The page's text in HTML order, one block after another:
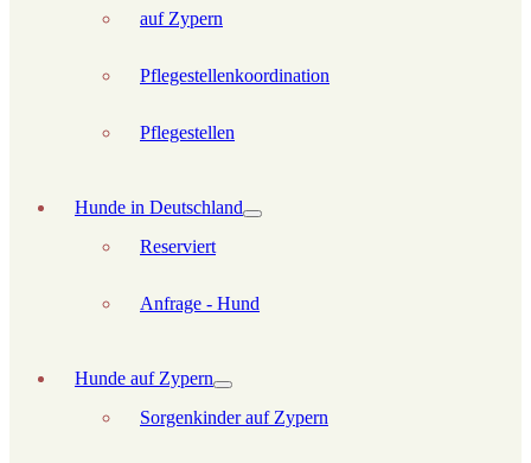
auf Zypern
Pflegestellenkoordination
Pflegestellen
Hunde in Deutschland
Reserviert
Anfrage - Hund
Hunde auf Zypern
Sorgenkinder auf Zypern